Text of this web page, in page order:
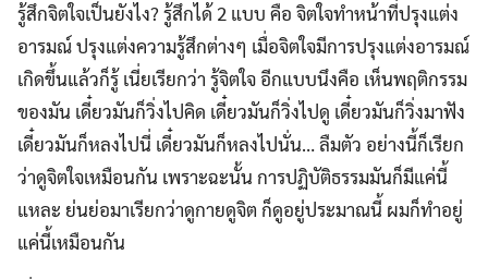
รู้สึกจิตใจเป็นยังไง? รู้สึกได้ 2 แบบ คือ จิตใจทําหน้าที่ปรุงแต่ง
อารมณ์ ปรุงแต่งความรู้สึกต่างๆ เมื่อจิตใจมีการปรุงแต่งอารมณ์
เกิดขึ้นแล้วก็รู้ เนี่ยเรียกว่า รู้จิตใจ อีกแบบนึงคือ เห็นพฤติกรรม
ของมัน เดี๋ยวมันก็วิ่งไปคิด เดี๋ยวมันก็วิ่งไปดู เดี๋ยวมันก็วิ่งมาฟัง
เดี๋ยวมันก็หลงไปนี่ เดี๋ยวมันก็หลงไปนั่น… ลืมตัว อย่างนี้ก็เรียก
ว่าดูจิตใจเหมือนกัน เพราะฉะนั้น การปฏิบัติธรรมมันก็มีแค่นี้
แหละ ย่นย่อมาเรียกว่าดูกายดูจิต ก็ดูอยู่ประมาณนี้ ผมก็ทำอยู่
แค่นี้เหมือนกัน